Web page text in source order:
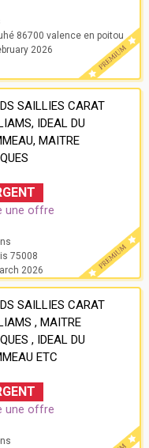
86700 valence en poitou
2026
SAILLIES CARAT
IDEAL DU
MAITRE
une offre
75008
2026
SAILLIES CARAT
, MAITRE
, IDEAL DU
ETC
une offre